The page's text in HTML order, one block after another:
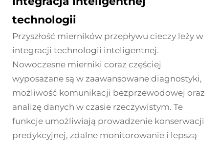
technologii
Przyszłość mierników przepływu cieczy leży w
integracji technologii inteligentnej.
Nowoczesne mierniki coraz częściej
wyposażane są w zaawansowane diagnostyki,
możliwość komunikacji bezprzewodowej oraz
analizę danych w czasie rzeczywistym. Te
funkcje umożliwiają prowadzenie konserwacji
predykcyjnej, zdalne monitorowanie i lepszą